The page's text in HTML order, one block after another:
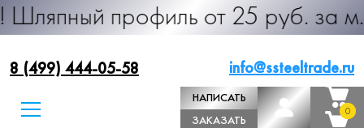
от 25 руб. за м.п.
8 (499) 444-05-58 info@ssteeltrade.ru
НАПИСАТЬ
ДИРЕКТОРУ
ЗАКАЗАТЬ
0
0